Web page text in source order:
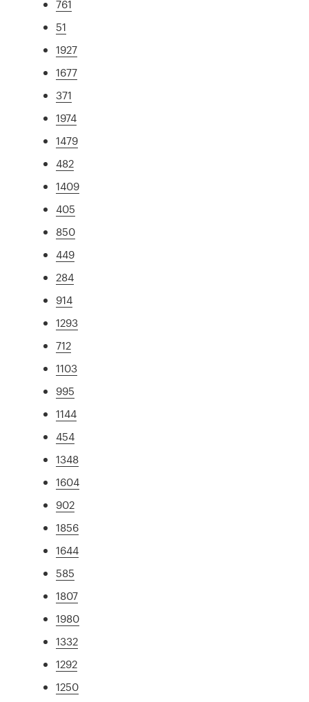
761
51
1927
1677
371
1974
1479
482
1409
405
850
449
284
914
1293
712
1103
995
1144
454
1348
1604
902
1856
1644
585
1807
1980
1332
1292
1250